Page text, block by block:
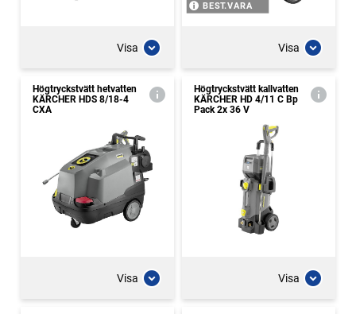
Visa
BEST.VARA
Visa
Högtryckstvätt hetvatten
KÄRCHER HDS 8/18-4
CXA
Visa
Högtryckstvätt kallvatten
KÄRCHER HD 4/11 C Bp
Pack 2x 36 V
Visa